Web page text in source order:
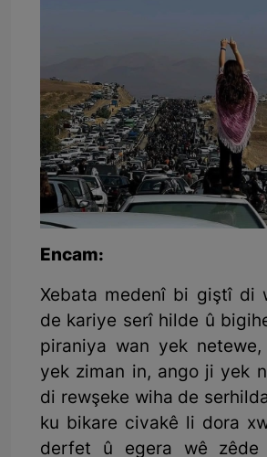
Encam:
Xebata medenî bi giştî di
de kariye serî hilde û
piraniya wan yek
yek ziman in, ango ji yek
di rewşeke wiha de
ku bikare civakê li dora
derfet û egera wê